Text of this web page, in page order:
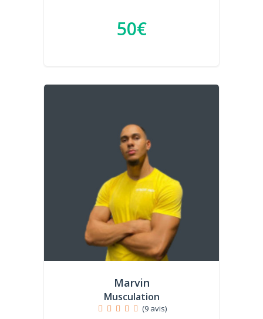
50€
Marvin
Musculation
(9 avis)